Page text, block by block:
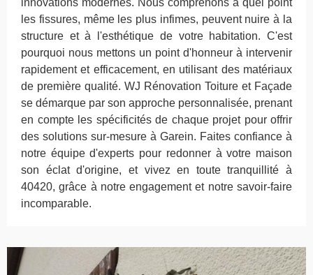
les fissures, même les plus infimes, peuvent nuire à la
structure et à l'esthétique de votre habitation. C'est
pourquoi nous mettons un point d'honneur à intervenir
rapidement et efficacement, en utilisant des matériaux
de première qualité. WJ Rénovation Toiture et Façade
se démarque par son approche personnalisée, prenant
en compte les spécificités de chaque projet pour offrir
des solutions sur-mesure à Garein. Faites confiance à
notre équipe d'experts pour redonner à votre maison
son éclat d'origine, et vivez en toute tranquillité à
40420, grâce à notre engagement et notre savoir-faire
incomparable.